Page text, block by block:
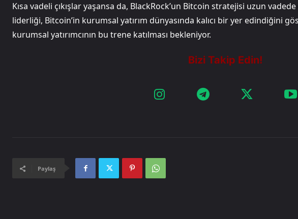
Kısa vadeli çıkışlar yaşansa da, BlackRock’un Bitcoin stratejisi uzun
liderliği, Bitcoin’in kurumsal yatırım dünyasında kalıcı bir yer edindiğini
kurumsal yatırımcının bu trene katılması bekleniyor.​​​​​​​​​​​​​​​​
Paylaş